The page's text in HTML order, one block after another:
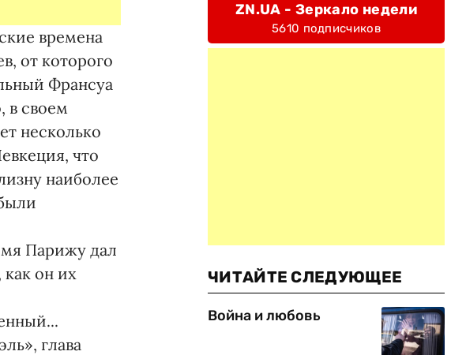
времена
от которого
Франсуа
в своем
несколько
что
наиболее
Парижу дал
он их
глава
ZN.UA - Зеркало недели
5610 подписчиков
ЧИТАЙТЕ СЛЕДУЮЩЕЕ
Война и любовь